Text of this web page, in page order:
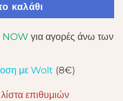
καλάθι
NOW για αγορές άνω των
με Wolt (8€)
επιθυμιών